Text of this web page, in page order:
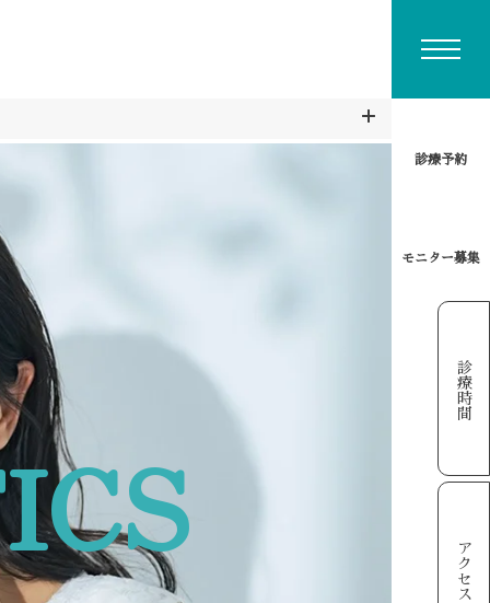
診療予約
モニター募集
診療時間
アクセス